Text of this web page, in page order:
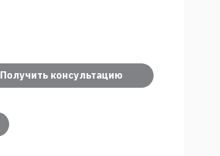
Получить консультацию